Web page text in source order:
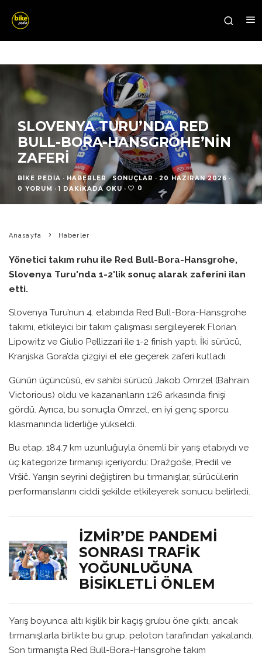
SLOVENYA TURU’NDA RED
BULL-BORA-HANSGROHE’NIN
ZAFERI
BIKE PEDIA · HABERLER SONUÇLAR · 20 HAZIRAN 2026 ·
0 YORUM · 1 DAKIKADA OKU · 0
Anasayfa Haberler
Yönetici takım ruhu ile Red Bull-Bora-Hansgrohe,
Slovenya Turu'nda 1-2'lik sonuç alarak zaferini ilan
etti.
Slovenya Turu’nun 4. etabında Red Bull-Bora-Hansgrohe
takımı, etkileyici bir takım çalışması sergileyerek Florian
Lipowitz ve Giulio Pellizzari ile 1-2 finish yaptı. İki sürücü,
Kranjska Gora’da çizgiyi el ele geçerek zaferi kutladı.
Günün üçüncüsü, ev sahibi sürücü Jakob Omrzel (Bahrain
Victorious) oldu ve kazananların 1:26 arkasında finişi
gördü. Ayrıca, bu sonuçla Omrzel, en iyi genç sporcu
klasmanında liderliğe yükseldi.
Bu etap, 184.7 km uzunluğuyla önemli bir yarış etabıydı ve
üç kategorize tırmanışı içeriyordu: Dražgoše, Predil ve
Vršič. Yarışın seyrini değiştiren bu tırmanışlar, sürücülerin
performanslarını ciddi şekilde etkileyerek sonucu belirledi.
İZMIR’DE PANDEMI
SONRASI TRAFIK
YOĞUNLUĞUNA
BISIKLETLI ÖNLEM
Yarış boyunca altı kişilik bir kaçış grubu öne çıktı, ancak
tırmanışlarla birlikte bu grup, peloton tarafından yakalandı.
Son tırmanışta Red Bull-Bora-Hansgrohe takım